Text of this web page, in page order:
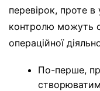
перевірок, проте в
контролю можуть
операційної
По-перше,